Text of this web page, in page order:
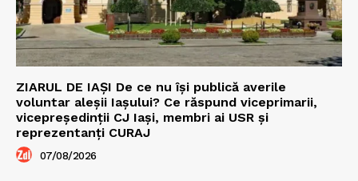
ZIARUL DE IAȘI De ce nu își publică averile
voluntar aleșii Iașului? Ce răspund viceprimarii,
vicepreședinții CJ Iași, membri ai USR și
reprezentanți CURAJ
07/08/2026